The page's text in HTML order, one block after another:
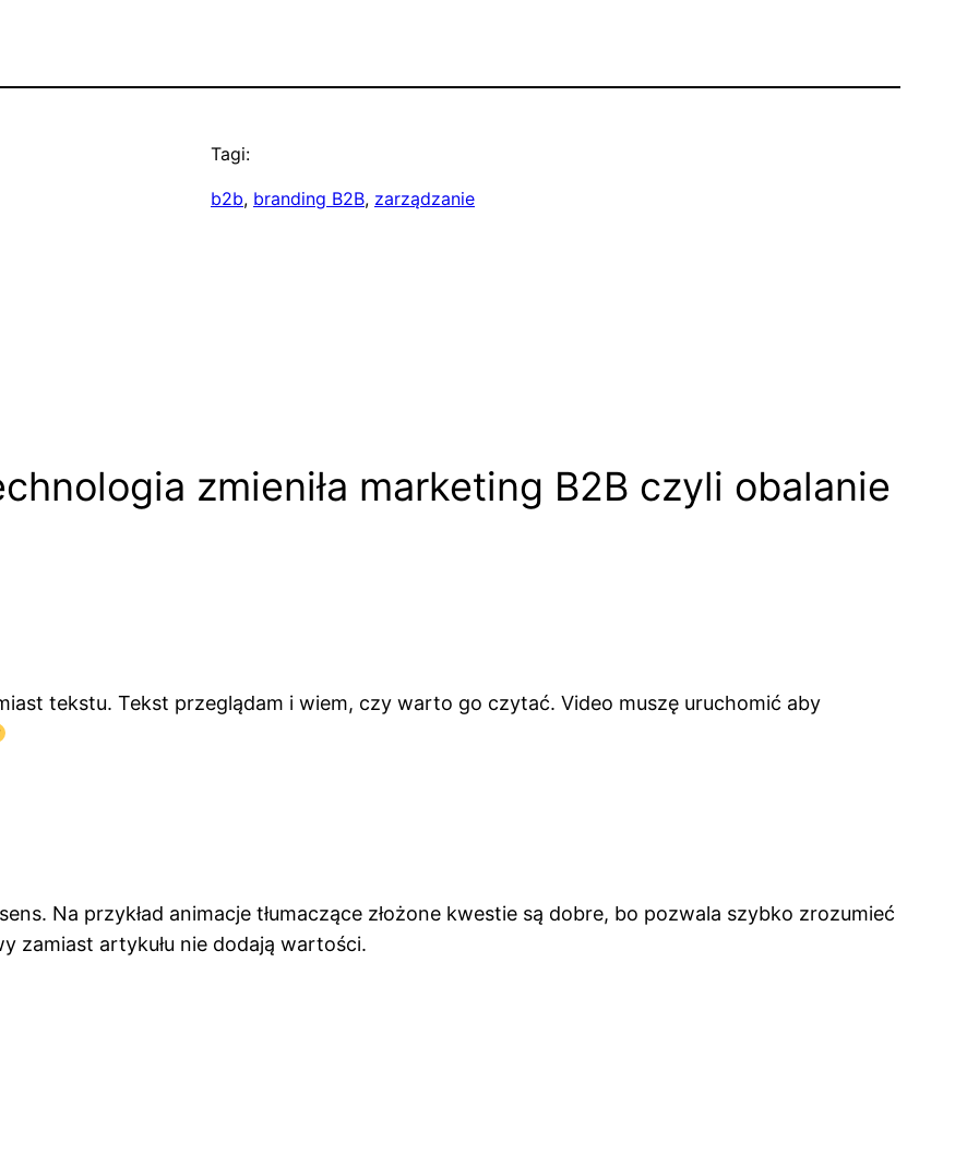
Tagi:
b2b, branding B2B, zarządzanie
zmieniła marketing B2B czyli obalanie
tekstu. Tekst przeglądam i wiem, czy warto go czytać. Video muszę uruchomić aby
Na przykład animacje tłumaczące złożone kwestie są dobre, bo pozwala szybko zrozumieć
zamiast artykułu nie dodają wartości.